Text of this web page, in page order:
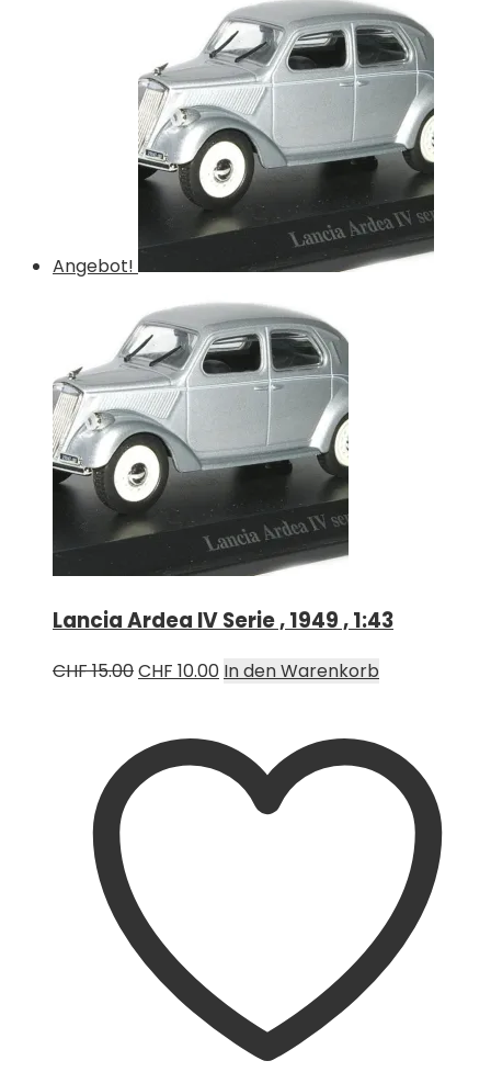
Angebot!
Lancia Ardea IV Serie , 1949 , 1:43
CHF15.00Ursprünglicher
CHF 15.00
CHF 10.00Aktueller
CHF 10.00.
In den Warenkorb